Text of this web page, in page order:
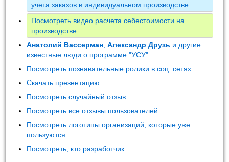
учета заказов в индивидуальном производстве
Посмотреть видео расчета себестоимости на
производстве
Анатолий Вассерман ,Александр Друзь и другие
известные люди о программе "УСУ"
Посмотреть познавательные ролики в соц. сетях
Скачать презентацию
Посмотреть случайный отзыв
Посмотреть все отзывы пользователей
Посмотреть логотипы организаций, которые уже
пользуются
Посмотреть, кто разработчик